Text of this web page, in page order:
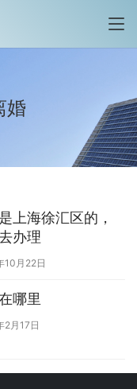
婚
上海徐汇区的，
办理
10月22日
哪里
2月17日